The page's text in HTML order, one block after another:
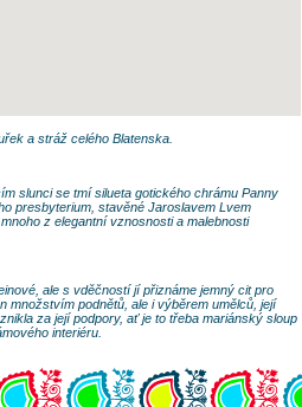
a stráž celého Blatenska.
slunci se tmí silueta gotického chrámu Panny
presbyterium, stavěné Jaroslavem Lvem
z elegantní vznosnosti a malebnosti
ale s vděčností jí přiznáme jemný cit pro
množstvím podnětů, ale i výběrem umělců, její
za její podpory, ať je to třeba mariánský sloup
interiéru.